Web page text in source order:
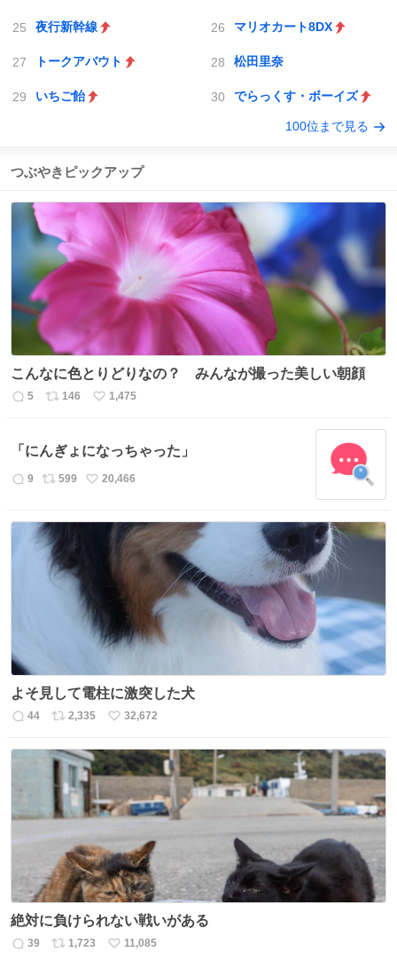
夜行新幹線 マリオカート8DX
トークアバウト 松田里奈
いちご飴 でらっくす・ボーイズ
100位まで見る
つぶやきピックアップ
こんなに色とりどりなの？ みんなが撮った美しい朝顔
返
数
5
リ
ス
ト
数
146
い
ね
数
1,475
「にんぎょになっちゃった」
返
数
9
リ
ス
ト
数
599
い
ね
20,466
よそ見して電柱に激突した犬
返
数
44
リ
ス
ト
数
2,335
い
ね
数
32,672
絶対に負けられない戦いがある
返
39
リ
1,723
い
11,085